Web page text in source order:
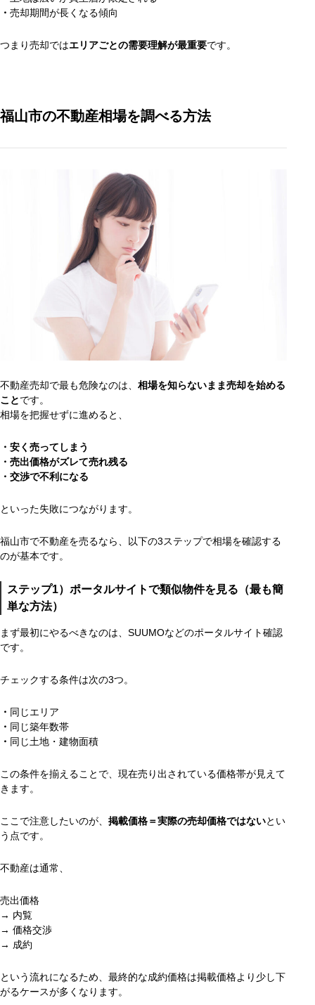
・ 売却期間が長くなる傾向
つまり売却ではエリアごとの需要理解が最重要です。
福山市の不動産相場を調べる方法
不動産売却で最も危険なのは、 相場を知らないまま売却を始める
ことです。
相場を把握せずに進めると、
・安く売ってしまう
・ 売出価格がズレて売れ残る
・ 交渉で不利になる
といった失敗につながります。
福山市で不動産を売るなら、以下の3ステップで相場を確認する
のが基本です。
ステップ1）ポータルサイトで類似物件を見る（最も簡
単な方法）
まず最初にやるべきなのは、SUUMOなどのポータルサイト確認
です。
チェックする条件は次の3つ。
・ 同じエリア
・ 同じ築年数帯
・ 同じ土地・建物面積
この条件を揃えることで、現在売り出されている価格帯が見えて
きます。
ここで注意したいのが、 掲載価格＝実際の売却価格ではないとい
う点です。
不動産は通常、
売出価格
→ 内覧
→ 価格交渉
→ 成約
という流れになるため、最終的な成約価格は掲載価格より少し下
がるケースが多くなります。